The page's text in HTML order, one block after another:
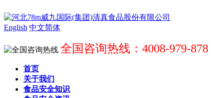
English 中文简体
全国咨询热线：4008-979-878
首页
关于我们
食品安全知识